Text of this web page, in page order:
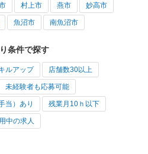
村上市 燕市 妙高市
魚沼市 南魚沼市
条件で探す
ルアップ 店舗数30以上
未経験者も応募可能
当）あり 残業月10ｈ以下
中の求人